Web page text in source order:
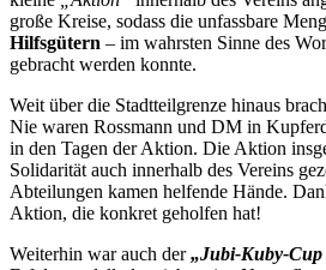
große Kreise, sodass die unfassbare
Hilfsgütern – im wahrsten Sinne des
gebracht werden konnte.
Weit über die Stadtteilgrenze hinaus
Nie waren Rossmann und DM in
in den Tagen der Aktion. Die Aktion
Solidarität auch innerhalb des Vereins
Abteilungen kamen helfende Hände.
Aktion, die konkret geholfen hat!
Weiterhin war auch der„Jubi-Kuby-Cup